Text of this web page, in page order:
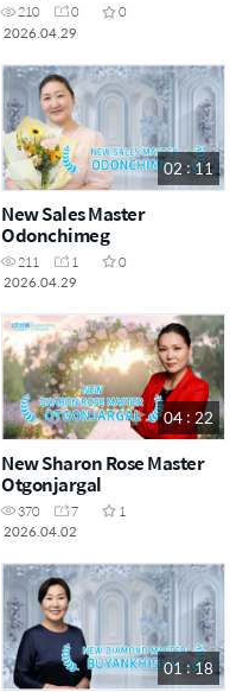
210 0
0
2026.04.29
02 : 11
New Sales Master
Odonchimeg
211 1
0
2026.04.29
04 : 22
New Sharon Rose Master
Otgonjargal
370 7
1
2026.04.02
01 : 18